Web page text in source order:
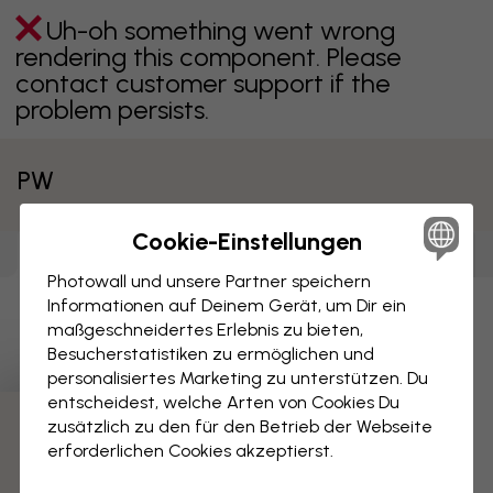
Uh-oh something went wrong
rendering this component. Please
contact customer support if the
problem persists.
PW
4740)
Leinwandbilder
Poster 3094 )
Uh-oh something went wrong
rendering this component. Please
contact customer support if the
problem persists.
Cookie-Einstellungen
Photowall und unsere Partner speichern
Informationen auf Deinem Gerät, um Dir ein
maßgeschneidertes Erlebnis zu bieten,
Besucherstatistiken zu ermöglichen und
personalisiertes Marketing zu unterstützen. Du
entscheidest, welche Arten von Cookies Du
zusätzlich zu den für den Betrieb der Webseite
erforderlichen Cookies akzeptierst.